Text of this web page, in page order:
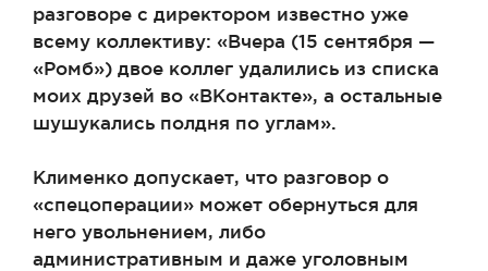
разговоре с директором известно уже
всему коллективу: «Вчера (15 сентября —
«Ромб») двое коллег удалились из списка
моих друзей во «ВКонтакте», а остальные
шушукались полдня по углам».
Клименко допускает, что разговор о
«спецоперации» может обернуться для
него увольнением, либо
административным и даже уголовным